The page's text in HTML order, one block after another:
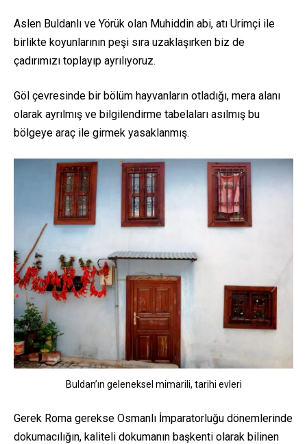
Aslen Buldanlı ve Yörük olan Muhiddin abi, atı Urimçi ile
birlikte koyunlarının peşi sıra uzaklaşırken biz de
çadırımızı toplayıp ayrılıyoruz.
Göl çevresinde bir bölüm hayvanların otladığı, mera alanı
olarak ayrılmış ve bilgilendirme tabelaları asılmış bu
bölgeye araç ile girmek yasaklanmış.
Buldan’ın geleneksel mimarili, tarihi evleri
Gerek Roma gerekse Osmanlı İmparatorluğu dönemlerinde
dokumacılığın, kaliteli dokumanın başkenti olarak bilinen